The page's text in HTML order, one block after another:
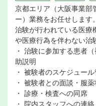
京都エリア（大阪事業部
ー）業務をお任せします。
治験が行われている医療
や医療行為を伴わない治
・ 治験に参加する患者
助説明
・ 被験者のスケジュール
・ 被験者との面談・服
・ 診療・検査への同席
・ 院内スタッフへの連